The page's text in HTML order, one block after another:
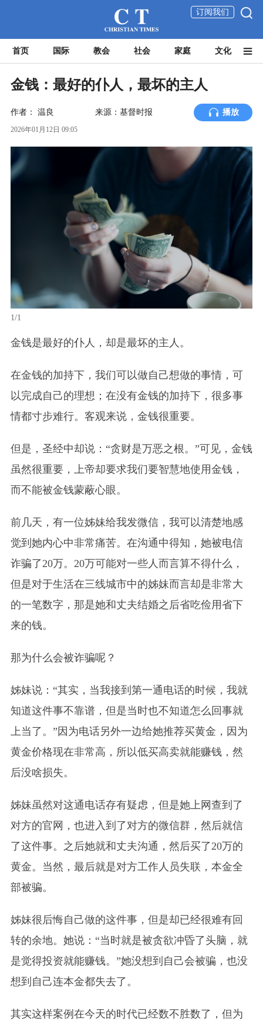
订阅我们
首页 国际 教会 社会 家庭 文化
金钱：最好的仆人，最坏的主人
作者： 温良 来源：基督时报 播放
2026年01月12日 09:05
1/1
金钱是最好的仆人，却是最坏的主人。
在金钱的加持下，我们可以做自己想做的事情，可
以完成自己的理想；在没有金钱的加持下，很多事
情都寸步难行。客观来说，金钱很重要。
但是，圣经中却说：“贪财是万恶之根。 ”可见，金钱
虽然很重要，上帝却要求我们要智慧地使用金钱，
而不能被金钱蒙蔽心眼。
前几天，有一位姊妹给我发微信，我可以清楚地感
觉到她内心中非常痛苦。在沟通中得知，她被电信
诈骗了20万。20万可能对一些人而言算不得什么，
但是对于生活在三线城市中的姊妹而言却是非常大
的一笔数字，那是她和丈夫结婚之后省吃俭用省下
来的钱。
那为什么会被诈骗呢？
姊妹说：“其实，当我接到第一通电话的时候，我就
知道这件事不靠谱，但是当时也不知道怎么回事就
上当了。”因为电话另外一边给她推荐买黄金，因为
黄金价格现在非常高，所以低买高卖就能赚钱，然
后没啥损失。
姊妹虽然对这通电话存有疑虑，但是她上网查到了
对方的官网，也进入到了对方的微信群，然后就信
了这件事。之后她就和丈夫沟通，然后买了20万的
黄金。当然，最后就是对方工作人员失联，本金全
部被骗。
姊妹很后悔自己做的这件事，但是却已经很难有回
转的余地。她说：“当时就是被贪欲冲昏了头脑，就
是觉得投资就能赚钱。”她没想到自己会被骗，也没
想到自己连本金都失去了。
其实这样案例在今天的时代已经数不胜数了，但为